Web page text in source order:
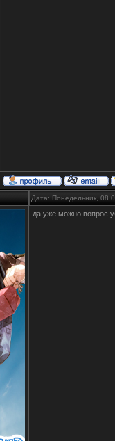
Дата: Понедельник,
да уже можно вопрос